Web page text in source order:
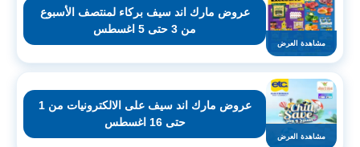
مشاهدة العرض
عروض مارك اند سيف بركاء لمنتصف الأسبوع
من 3 حتى 5 اغسطس
مشاهدة العرض
عروض مارك اند سيف على الالكترونيات من 1
حتى 16 اغسطس